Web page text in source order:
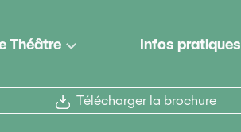
Théâtre Infos pratiques
Télécharger la brochure